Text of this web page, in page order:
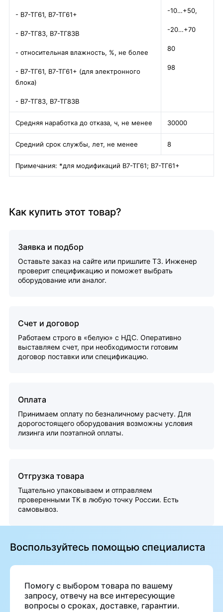
- В7-ТГ61, В7-ТГ61+
- В7-ТГ83, В7-ТГ83В
- относительная влажность, %, не более
- В7-ТГ61, В7-ТГ61+ (для электронного
блока)
- В7-ТГ83, В7-ТГ83В
-10…+50,
-20…+70
80
98
Средняя наработка до отказа, ч, не менее 30000
Средний срок службы, лет, не менее 8
Примечания: *для модификаций В7-ТГ61; В7-ТГ61+
Как купить этот товар?
Заявка и подбор
Оставьте заказ на сайте или пришлите ТЗ. Инженер
проверит спецификацию и поможет выбрать
оборудование или аналог.
Счет и договор
Работаем строго в «белую» с НДС. Оперативно
выставляем счет, при необходимости готовим
договор поставки или спецификацию.
Оплата
Принимаем оплату по безналичному расчету. Для
дорогостоящего оборудования возможны условия
лизинга или поэтапной оплаты.
Отгрузка товара
Тщательно упаковываем и отправляем
проверенными ТК в любую точку России. Есть
самовывоз.
Воспользуйтесь помощью специалиста
Помогу с выбором товара по вашему
запросу, отвечу на все интересующие
вопросы о сроках, доставке, гарантии.